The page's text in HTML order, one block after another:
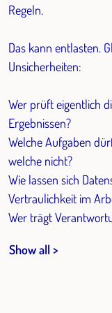
Regeln.
Das kann entlasten.
Unsicherheiten:
Wer prüft eigentlich
Ergebnissen?
Welche Aufgaben
welche nicht?
Wie lassen sich
Vertraulichkeit im
Wer trägt
Show all >